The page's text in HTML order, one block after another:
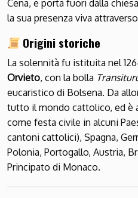
Cena, e porta fuori dalla
la sua presenza viva
Origini storiche
La solennità fu istituita nel
Orvieto, con la bolla
eucaristico di Bolsena. Da
tutto il mondo cattolico, ed è
come festa civile in alcuni
cantoni cattolici), Spagna,
Polonia, Portogallo, Austria,
Principato di Monaco.